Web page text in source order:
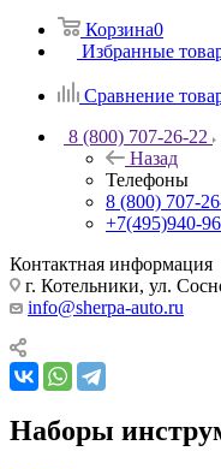
Корзина0
Избранные
Сравнение
8 (800) 707-26-22
Назад
Телефоны
8 (800) 707-
+7(495)940-
Контактная информация
г. Котельники, ул.
info@sherpa-auto.ru
Наборы